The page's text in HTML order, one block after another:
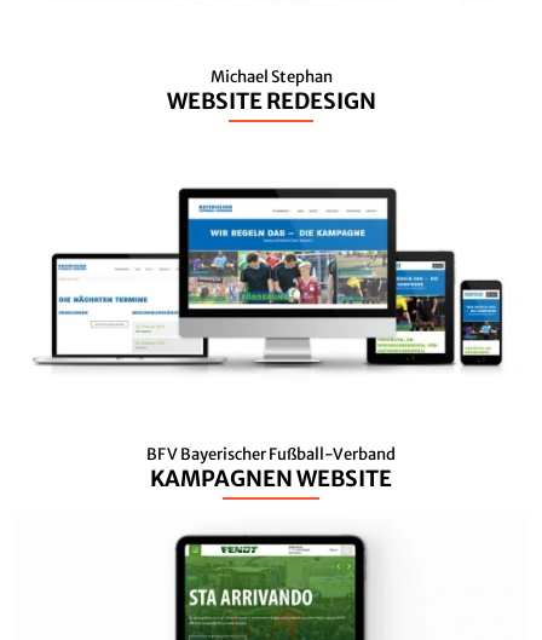
Michael Stephan
WEBSITE REDESIGN
BFV Bayerischer Fußball-Verband
KAMPAGNEN WEBSITE